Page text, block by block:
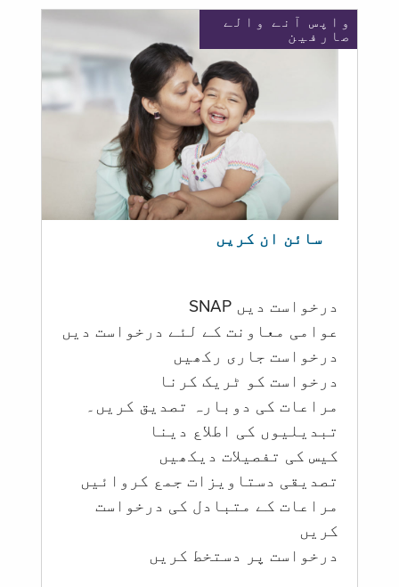
واپس آنے والے
صارفین
سائن ان کریں
درخواست دیں SNAP
عوامی معاونت کے لئے درخواست دیں
درخواست جاری رکھیں
درخواست کو ٹریک کرنا
مراعات کی دوبارہ تصدیق کریں۔
تبدیلیوں کی اطلاع دینا
کیس کی تفصیلات دیکھیں
تصدیقی دستاویزات جمع کروائیں
مراعات کے متبادل کی درخواست
کریں
درخواست پر دستخط کریں